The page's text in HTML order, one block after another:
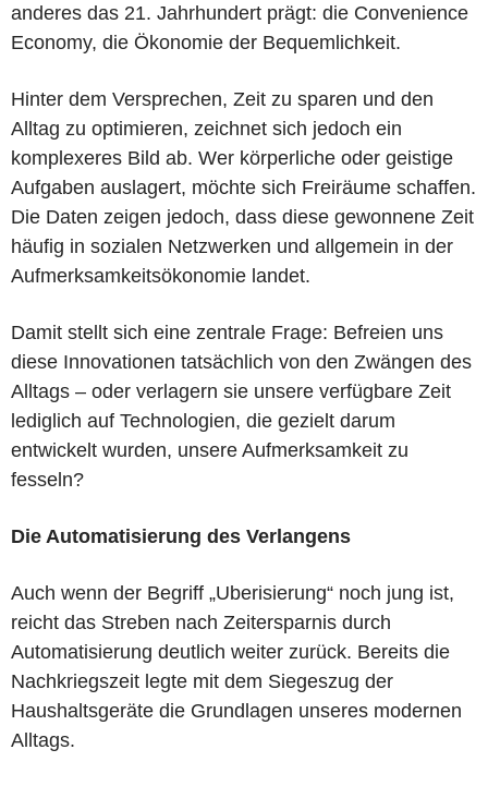
anderes das 21. Jahrhundert prägt: die Convenience
Economy, die Ökonomie der Bequemlichkeit.
Hinter dem Versprechen, Zeit zu sparen und den
Alltag zu optimieren, zeichnet sich jedoch ein
komplexeres Bild ab. Wer körperliche oder geistige
Aufgaben auslagert, möchte sich Freiräume schaffen.
Die Daten zeigen jedoch, dass diese gewonnene Zeit
häufig in sozialen Netzwerken und allgemein in der
Aufmerksamkeitsökonomie landet.
Damit stellt sich eine zentrale Frage: Befreien uns
diese Innovationen tatsächlich von den Zwängen des
Alltags – oder verlagern sie unsere verfügbare Zeit
lediglich auf Technologien, die gezielt darum
entwickelt wurden, unsere Aufmerksamkeit zu
fesseln?
Die Automatisierung des Verlangens
Auch wenn der Begriff „Uberisierung“ noch jung ist,
reicht das Streben nach Zeitersparnis durch
Automatisierung deutlich weiter zurück. Bereits die
Nachkriegszeit legte mit dem Siegeszug der
Haushaltsgeräte die Grundlagen unseres modernen
Alltags.